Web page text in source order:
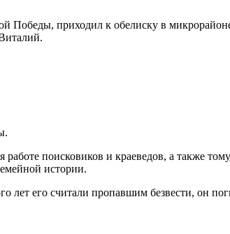
Победы, приходил к обелиску в
поисковиков и краеведов, а также
истории.
его считали пропавшим безвести, он